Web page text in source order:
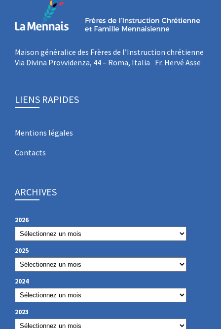
Maison généralice des Frères de l’Instruction chrétienne
Via Divina Provvidenza, 44 – Roma, Italia Fr. Hervé Asse
LIENS RAPIDES
Mentions légales
Contacts
ARCHIVES
2026
2025
2024
2023